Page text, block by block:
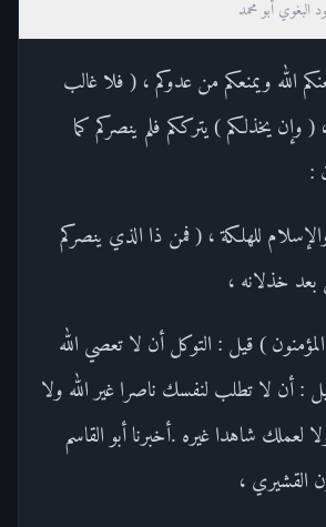
البغوي أبو محمد
الله ويمنعكم من عدوكم ، ( فلا غالب
وإن يخذلكم ) يترككم فلم ينصركم كما
:
للهلكة ، ( فمن ذا الذي ينصركم
خذلانه ،
) قيل : التوكل أن لا تعصي الله
أن لا تطلب لنفسك ناصرا غير الله ولا
لعملك شاهدا غيره .أخبرنا أبو القاسم
القشيري ،